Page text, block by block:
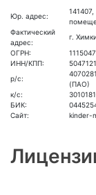
Юр. адрес:
Фактический
адрес:
г.
ОГРН:
ИНН/КПП:
р/с:
(ПАО)
к/с:
БИК:
Сайт:
kinder-